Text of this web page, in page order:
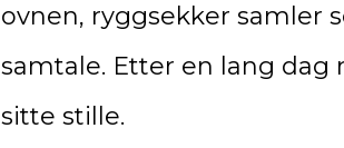
ovnen, ryggsekker samler
samtale. Etter en lang dag
sitte stille.